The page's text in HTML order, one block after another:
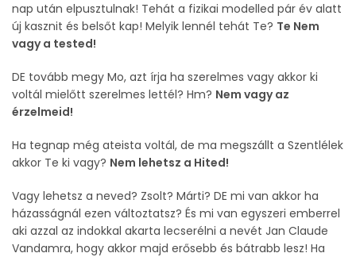
nap után elpusztulnak! Tehát a fizikai modelled pár év alatt
új kasznit és belsőt kap! Melyik lennél tehát Te? Te Nem
vagy a tested!
DE tovább megy Mo, azt írja ha szerelmes vagy akkor ki
voltál mielőtt szerelmes lettél? Hm? Nem vagy az
érzelmeid!
Ha tegnap még ateista voltál, de ma megszállt a Szentlélek
akkor Te ki vagy? Nem lehetsz a Hited!
Vagy lehetsz a neved? Zsolt? Márti? DE mi van akkor ha
házasságnál ezen változtatsz? És mi van egyszeri emberrel
aki azzal az indokkal akarta lecserélni a nevét Jan Claude
Vandamra, hogy akkor majd erősebb és bátrabb lesz! Ha